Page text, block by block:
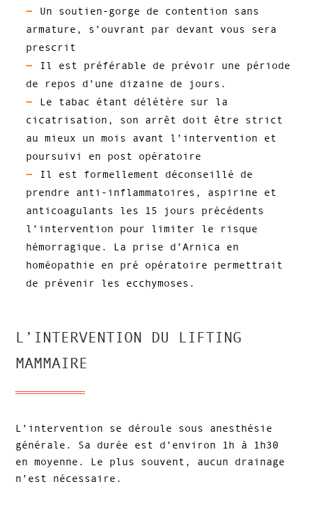
Un soutien-gorge de contention sans
armature, s’ouvrant par devant vous sera
prescrit
Il est préférable de prévoir une période
de repos d’une dizaine de jours.
Le tabac étant délétère sur la
cicatrisation, son arrêt doit être strict
au mieux un mois avant l’intervention et
poursuivi en post opératoire
Il est formellement déconseillé de
prendre anti-inflammatoires, aspirine et
anticoagulants les 15 jours précédents
l’intervention pour limiter le risque
hémorragique. La prise d’Arnica en
homéopathie en pré opératoire permettrait
de prévenir les ecchymoses.
L’INTERVENTION DU LIFTING
MAMMAIRE
L’intervention se déroule sous anesthésie
générale. Sa durée est d’environ 1h à 1h30
en moyenne. Le plus souvent, aucun drainage
n’est nécessaire.